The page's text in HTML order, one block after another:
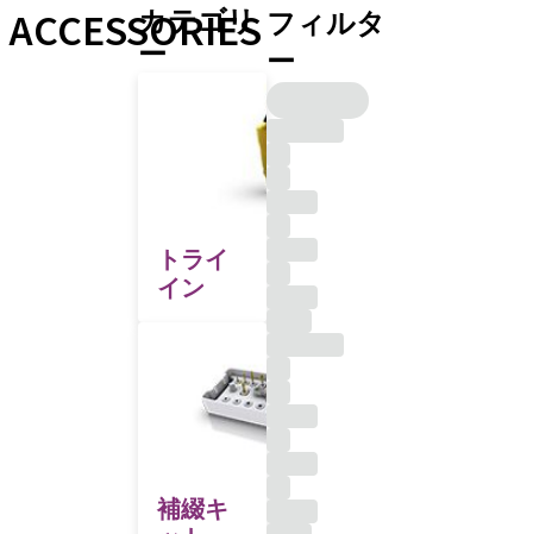
ACCESSORIES
カテゴリ
ー
トライ
イン
補綴キ
フィルタ
ー